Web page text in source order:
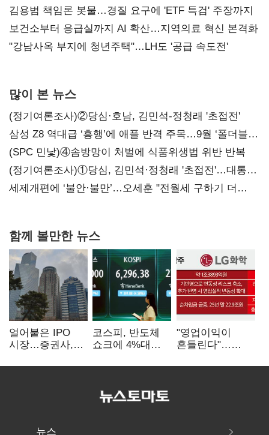
김용범 책임론 봇물…경질 요구에 'ETF 특검' 주장까지
보건소부터 응급실까지 AI 확산…지역의료 혁신 본격화
"강남사옥 부지에 청년주택"…LH도 '공급 속도전'
많이 본 뉴스
(정기여론조사)②당심·호남, 김민석-정청래 '초접전'
삼성 Z8 역대급 ‘흥행’에 애플 반격 주목…9월 ‘폴더블
대전’
(SPC 민낯)④솜방망이 처벌에 식품위생법 위반 반복
(정기여론조사)①당심, 김민석·정청래 '초접전'…대통령
지지도 '50% 아래로'(종합)
세제개편에 ‘불안·불만’…오세훈 "전월세 구하기 더
함께 볼만한 뉴스
얼어붙은 IPO
시장…증권사,
전쟁' 기대
코스피, 반도체
쇼크에 4%대
5거래일째 상승
"영업이익이
흔들린다"…
18에 취약
뉴스